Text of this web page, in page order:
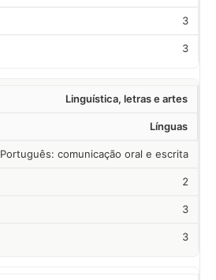
3
3
Linguística, letras e artes
Línguas
Português: comunicação oral e escrita
2
3
3